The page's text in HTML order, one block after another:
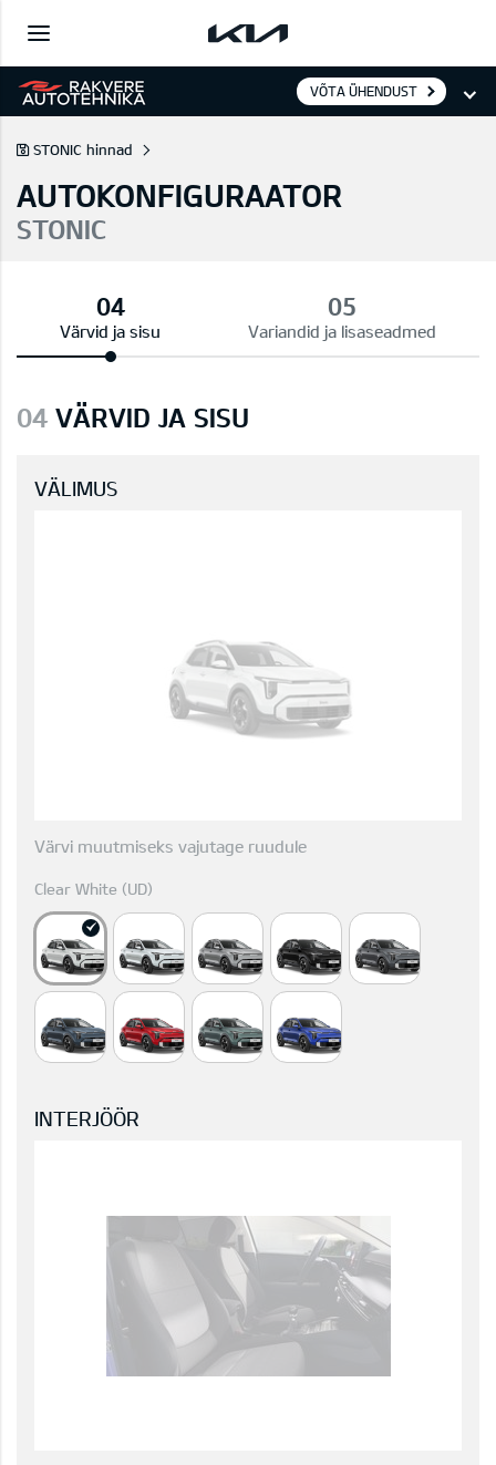
VÕTA ÜHENDUST
STONIC hinnad
AUTOKONFIGURAATOR
STONIC
Värvid ja sisu Variandid ja lisaseadmed
04 VÄRVID JA SISU
VÄLIMUS
Värvi muutmiseks vajutage ruudule
Clear White (UD)
INTERJÖÖR